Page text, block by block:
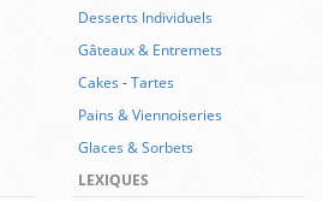
Desserts Individuels
Gâteaux & Entremets
Cakes-Tartes
Pains & Viennoiseries
Glaces & Sorbets
LEXIQUES